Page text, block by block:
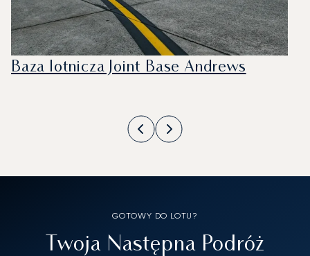
Baza lotnicza Joint Base Andrews
GOTOWY DO LOTU?
Twoja Następna Podróż